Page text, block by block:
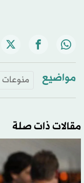
مواضيع منوعات
مقالات ذات صلة